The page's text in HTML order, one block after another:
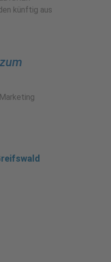
künftig aus